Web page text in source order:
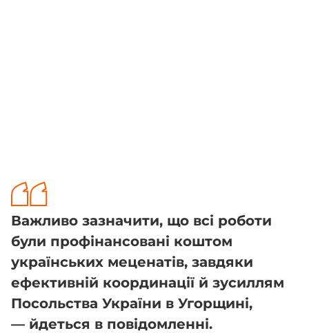
Важливо зазначити, що всі роботи
були профінансовані коштом
українських меценатів, завдяки
ефективній координації й зусиллям
Посольства України в Угорщині,
— йдеться в повідомленні.